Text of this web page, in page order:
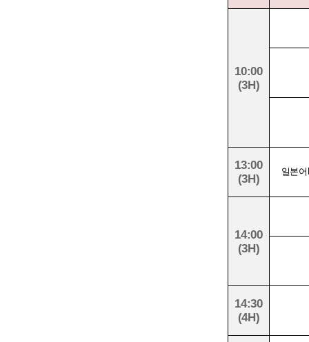
10:00
(3H)
13:00
(3H)
일본
14:00
(3H)
14:30
(4H)